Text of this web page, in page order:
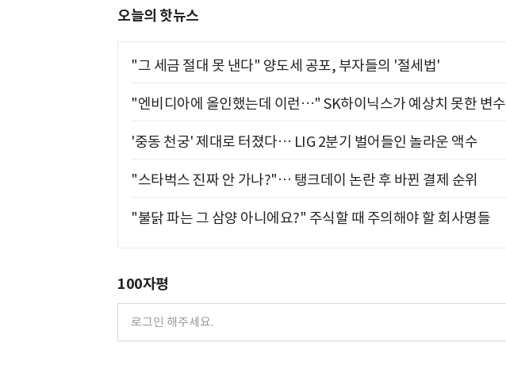
오늘의 핫뉴스
"그 세금 절대 못 낸다" 양도세 공포, 부자들의 '절세법'
"엔비디아에 올인했는데 이런…" SK하이닉스가 예상치 못한 변수
'중동 천궁' 제대로 터졌다… LIG 2분기 벌어들인 놀라운 액수
"스타벅스 진짜 안 가나?"… 탱크데이 논란 후 바뀐 결제 순위
"불닭 파는 그 삼양 아니에요?" 주식할 때 주의해야 할 회사명들
100자평